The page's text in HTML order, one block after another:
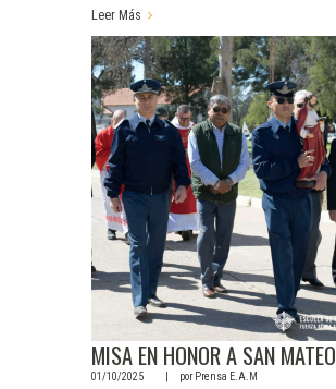
Leer Más
MISA EN HONOR A SAN MATEO
01/10/2025 porPrensa E.A.M